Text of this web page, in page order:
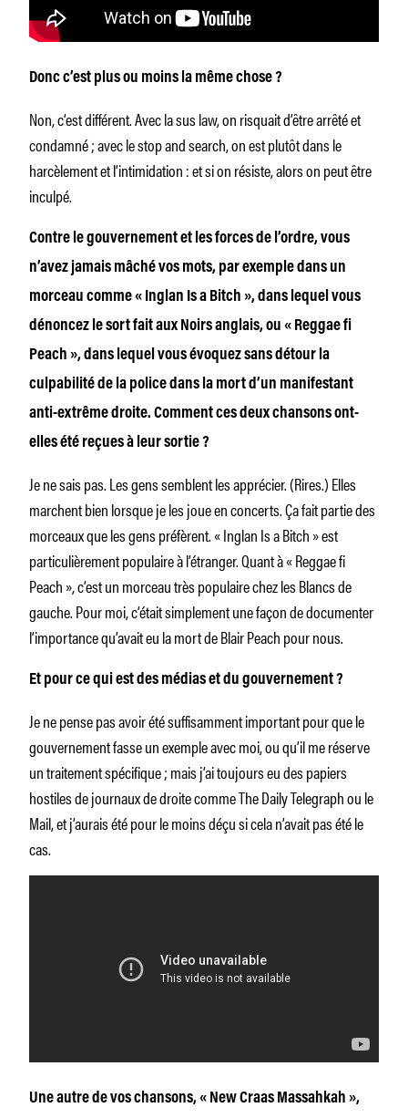
Donc c’est plus ou moins la même chose ?
Non, c’est différent. Avec lasus law,on risquait d’être arrêté et
condamné ; avec lestop and search,on est plutôt dans le
harcèlement et l’intimidation : et si on résiste, alors on peut être
inculpé.
Contre le gouvernement et les forces de l’ordre, vous
n’avez jamais mâchévos mots, par exemple dans un
morceau comme « Inglan Is a Bitch », dans lequel vous
dénoncez le sort fait aux Noirs anglais, ou « Reggae fi
Peach », dans lequel vous évoquez sans détour la
culpabilité de la police dans la mort d’un manifestant
anti-extrême droite. Comment ces deux chansons ont-
elles été reçues à leur sortie ?
Je ne sais pas. Les gens semblent les apprécier.(Rires.)Elles
marchent bien lorsque je les joue en concerts. Ça fait partie des
morceaux que les gens préfèrent. « Inglan Is a Bitch » est
particulièrement populaire à l’étranger. Quant à « Reggae fi
Peach », c’est un morceautrès populaire chez les Blancs de
gauche. Pour moi, c’étaitsimplement une façon de documenter
l’importance qu’avait eu la mort de Blair Peach pour nous.
Et pour ce qui est des médias et du gouvernement ?
Je ne pense pasavoirété suffisamment important pour que le
gouvernement fasse un exemple avec moi, ou qu’il me réserve
un traitement spécifique ; mais j’ai toujours eu des papiers
hostiles de journaux de droite commeThe Daily Telegraphou le
Mail,et j’aurais été pour le moinsdéçusi cela n’avait pas été le
cas.
Une autre de vos chansons, « New Craas Massahkah »,